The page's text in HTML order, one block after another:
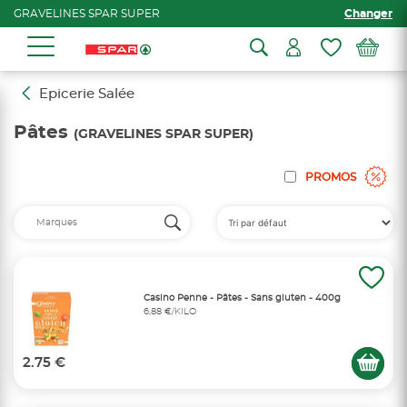
GRAVELINES SPAR SUPER Changer
Epicerie Salée
Pâtes (GRAVELINES SPAR SUPER)
PROMOS
Casino Penne - Pâtes - Sans gluten - 400g
6,88 €/KILO
2.75 €